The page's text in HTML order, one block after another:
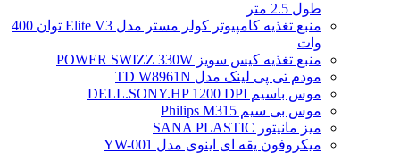
طول 2.5 متر
منبع تغذیه کامپیوتر کولر مستر مدل Elite V3 توان 400
وات
منبع تغذیه کیس سویز POWER SWIZZ 330W
مودم تی پی لینک مدل TD W8961N
موس باسیم DELL.SONY.HP 1200 DPI
موس بی سیم Philips M315
میز مانیتور SANA PLASTIC
میکروفون یقه ای اینوی مدل YW-001